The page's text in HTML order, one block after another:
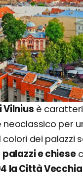
è
per
dei palazzi
palazzi e chiese
la Città